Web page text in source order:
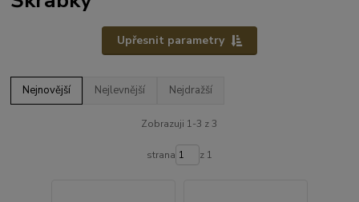
Upřesnit parametry
Nejnovější Nejlevnější Nejdražší
Zobrazuji 1-3 z 3
strana z 1